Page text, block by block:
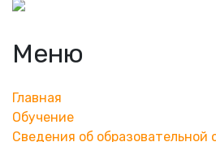
Меню
Главная
Обучение
Сведения об образовательной